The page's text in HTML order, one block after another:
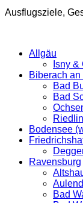
Ausflugsziele,
Allgäu
Isny
Biberach
Bad
Bad
Bodensee
Ravensburg
Bad